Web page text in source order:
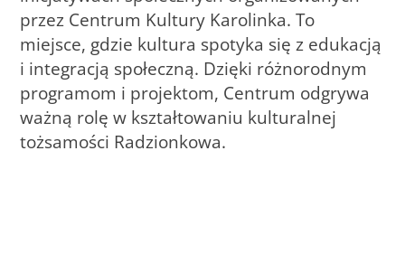
przez Centrum Kultury Karolinka. To
miejsce, gdzie kultura spotyka się z edukacją
i integracją społeczną. Dzięki różnorodnym
programom i projektom, Centrum odgrywa
ważną rolę w kształtowaniu kulturalnej
tożsamości Radzionkowa.